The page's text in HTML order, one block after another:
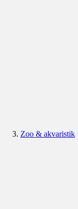
Zoo & akvaristik